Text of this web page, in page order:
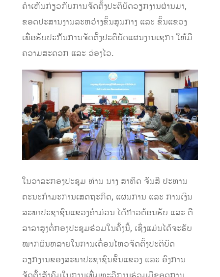
ຄຳເຫັນກ່ຽວກັບການຈັດຕັ້ງປະຕິບັດວຽກງານຜ່ານມາ,
ຂອດປະສານງານລະຫວ່າງຂັ້ນສູນກາງ ແລະ ຂັ້ນແຂວງ
ເພື່ອຮັບປະກັນການຈັດຕັ້ງປະຕິບັດແຜນງານເຊກາ ໃຫ້ມີ
ຄວາມສະດວກ ແລະ ວ່ອງໄວ.
ໃນວາລະກອງປະຊຸມ ທ່ານ ນາງ ສາທິດ ຈັນສີ ປະທານ
ຄະນະກຳມະການເສດຖະກິດ, ແຜນການ ແລະ ການເງິນ
ສະພາປະຊາຊົນແຂວງຄໍາມ່ວນ ໄດ້ກ່າວຕ້ອນຮັບ ແລະ ຕີ
ລາລາສູງຕໍ່ກອງປະຊຸມຮ່ວມໃນຄັ້ງນີ້, ເຊິ່ງແມ່ນໄດ້ຈະຮັບ
ໝາກຜົນຫລາຍໃນການເຄື່ອນໄຫວຈັດຕັ້ງປະຕິບັດ
ວຽກງານຂອງສະພາປະຊາຊົນຂັ້ນແຂວງ ແລະ ອົງການ